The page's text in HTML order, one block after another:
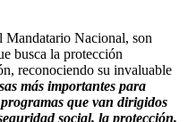
Mandatario Nacional, son
busca la protección
reconociendo su invaluable
más importantes para
que van dirigidos
social, la protección,